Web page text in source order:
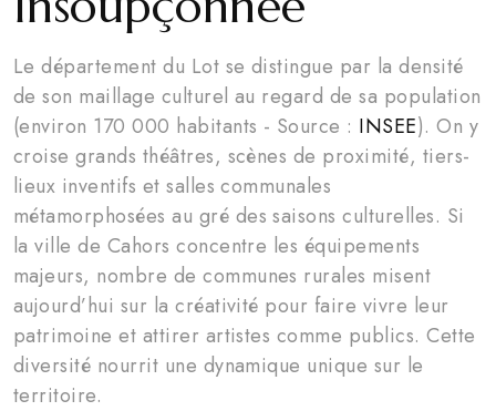
Le département du Lot se distingue par la densité
de son maillage culturel au regard de sa population
(environ 170 000 habitants - Source : INSEE). On y
croise grands théâtres, scènes de proximité, tiers-
lieux inventifs et salles communales
métamorphosées au gré des saisons culturelles. Si
la ville de Cahors concentre les équipements
majeurs, nombre de communes rurales misent
aujourd’hui sur la créativité pour faire vivre leur
patrimoine et attirer artistes comme publics. Cette
diversité nourrit une dynamique unique sur le
territoire.